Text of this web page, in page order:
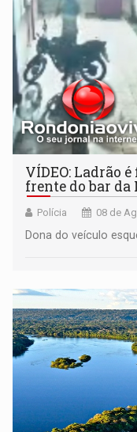
VÍDEO: Ladrão
frente do bar da
Polícia 08 de
Dona do veículo